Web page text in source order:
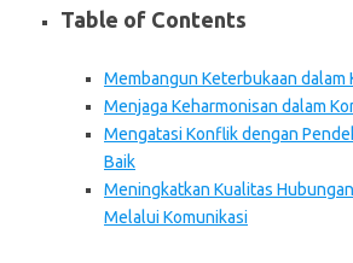
Table of Contents
Membangun Keterbukaan dalam
Menjaga Keharmonisan dalam
Mengatasi Konflik dengan
Baik
Meningkatkan Kualitas
Melalui Komunikasi